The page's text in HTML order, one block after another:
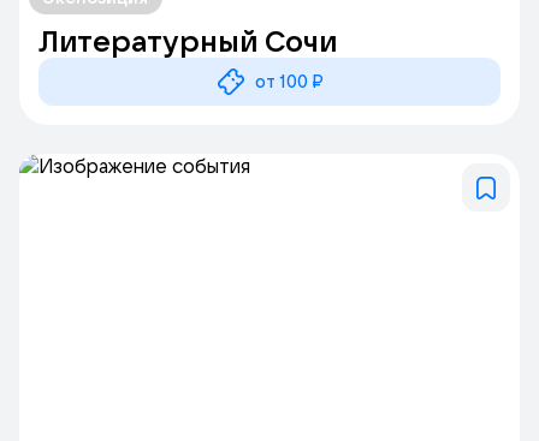
Литературный Сочи
от 100 ₽